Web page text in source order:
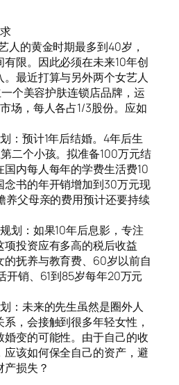
人的黄金时期最多到40岁，
限。因此必须在未来10年创
最近打算与另外两个女艺人
个美容护肤连锁店品牌，运
场，每人各占1/3股份。应如
：预计1年后结婚。4年后生
二个小孩。拟准备100万元结
内每人每年的学费生活费10
念书的年开销增加到30万元现
养父母亲的费用预计还要持续
划：如果10年后息影，专注
投资应有多高的税后收益
抚养与教育费、60岁以前自
开销、61到85岁每年20万元
：未来的先生虽然是圈外人
，会接触到很多年轻女性，
变的可能性。由于自己的收
应该如何保全自己的资产，避
损失？